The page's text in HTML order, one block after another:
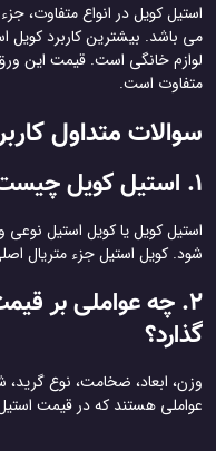
استیل کویل در انواع متفاوت،
می باشد. بیشترین کاربرد
لوازم خانگی است. قیمت این
متفاوت است.
سوالات متداول
1. استیل کویل چیست؟
استیل کویل یا کویل استیل
شود. کویل استیل جزء متریال
2. چه عواملی بر
گذارد؟
وزن، ابعاد، ضخامت، نوع گرید،
عواملی هستند که در قیمت